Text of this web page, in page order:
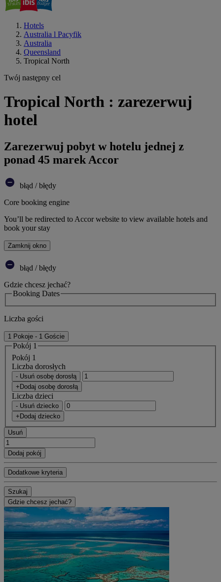
Hotels
Australia l Pacyfik
Australia
Queensland
Tropical North
Twój następny cel
Tropical North : zarezerwuj
hotel
Zarezerwuj pobyt w hotelu jednej z
ponad 45 marek Accor
błąd / błędy
Core booking engine
You’ll be redirected to Accor website to view available hotels and
book your stay
Zamknij okno
błąd / błędy
Gdzie chcesz jechać?
Booking Dates
Liczba gości
1 Pokoje - 1 Goście
Pokój 1
Pokój 1
Liczba dorosłych
- Usuń osobę dorosłą
+Dodaj osobę dorosłą
Liczba dzieci
- Usuń dziecko
+Dodaj dziecko
Usuń
Dodaj pokój
Dodatkowe kryteria
Szukaj
Gdzie chcesz jechać?